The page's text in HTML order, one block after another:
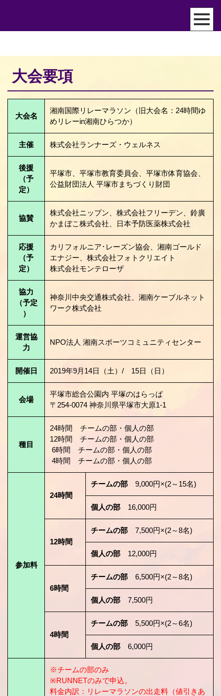
大会要項
大会名
湘南国際リレーマラソン（旧大会名：24時間ゆ
めリレーin湘南ひらつか）
主催 株式会社ランナーズ・ウェルネス
後援
（予
定）
平塚市、平塚市教育委員会、平塚市体育協会、
公益財団法人 平塚市まちづくり財団
協賛
株式会社ニップン、株式会社フリーデン、鈴廣
かまぼこ株式会社、日本予防医薬株式会社
応援
（予
定）
カリフォルニア･レーズン協会、湘南ゴールド
エナジー、株式会社フォトクリエイト
株式会社モンテローザ
協力
（予定
）
神奈川中央交通株式会社、湘南ケーブルネット
ワーク株式会社
運営協
力
NPO法人 湘南スポーツコミュニティセンター
開催日 2019年9月14日（土）/ 15日（日）
会場
平塚市総合公園内 平塚のはらっぱ
〒254-0074 神奈川県平塚市大原1-1
種目
24時間 チームの部・個人の部
12時間 チームの部・個人の部
6時間 チームの部・個人の部
4時間 チームの部・個人の部
参加料
24時間
チームの部 9,000円×(2～15名)
個人の部 16,000円
12時間
チームの部 7,500円×(2～8名)
個人の部 12,000円
6時間
チームの部 6,500円×(2～8名)
個人の部 7,500円
4時間
チームの部 5,500円×(2～6名)
個人の部 6,000円
※チームの部のみ
※RUNNETのみで申込。
料金内訳：リレーマラソンの出走料（値引きあ